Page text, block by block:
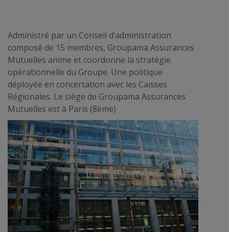
Administré par un Conseil d’administration
composé de 15 membres, Groupama Assurances
Mutuelles anime et coordonne la stratégie
opérationnelle du Groupe. Une politique
déployée en concertation avec les Caisses
Régionales. Le siège de Groupama Assurances
Mutuelles est à Paris (8ème)